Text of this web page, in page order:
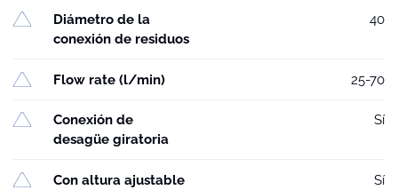
Diámetro de la
conexión de residuos
40
Flow rate (l/min) 25-70
Conexión de
desagüe giratoria
Sí
Con altura ajustable Sí